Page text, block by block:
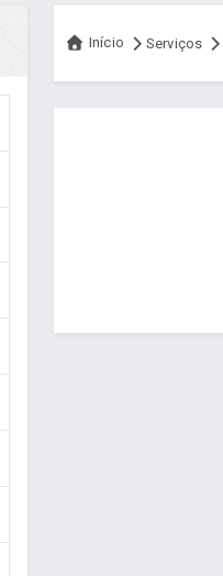
Início Serviços